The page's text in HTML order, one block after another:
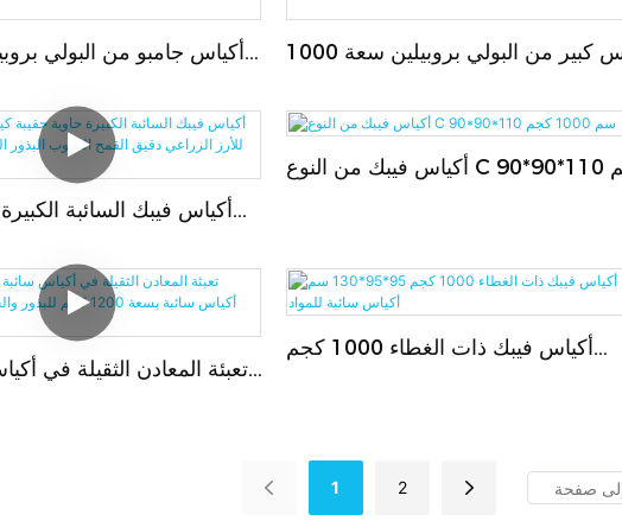
أكياس جامبو من البولي
للكهرباء
كيس كبير من البولي بروبيلين سعة 1000
5:1، فوهة تعبئة علوية مزودة بحاجز، كيس
من الألياف الزجاجية المقواة بالبلاستيك
(FIBC)
أكياس فيبك السائبة
القمح الحبوب البذور الذرة
أكياس فيبك من النوع C 90*90*110 سم
تعبئة المعادن الثقيلة في
أكياس فيبك ذات الغطاء 1000 كجم
1 2